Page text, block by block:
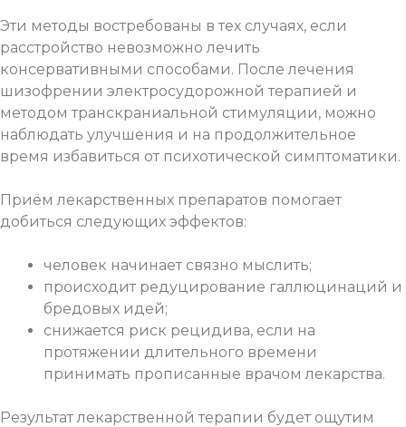
Эти методы востребованы в тех случаях, если
расстройство невозможно лечить
консервативными способами. После лечения
шизофрении электросудорожной терапией и
методом транскраниальной стимуляции, можно
наблюдать улучшения и на продолжительное
время избавиться от психотической симптоматики.
Приём лекарственных препаратов помогает
добиться следующих эффектов:
человек начинает связно мыслить;
происходит редуцирование галлюцинаций и
бредовых идей;
снижается риск рецидива, если на
протяжении длительного времени
принимать прописанные врачом лекарства.
Результат лекарственной терапии будет ощутим